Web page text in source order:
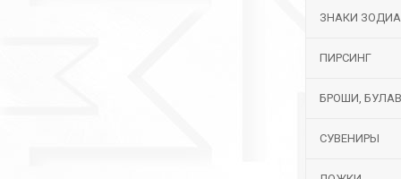
ЗНАКИ
ПИРСИНГ
БРОШИ,
СУВЕНИРЫ